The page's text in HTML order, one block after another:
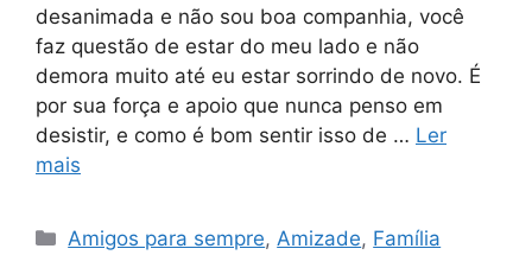
desanimada e não sou boa companhia, você
faz questão de estar do meu lado e não
demora muito até eu estar sorrindo de novo. É
por sua força e apoio que nunca penso em
desistir, e como é bom sentir isso de … Ler
mais
Categorias
Amigos para sempre, Amizade, Família